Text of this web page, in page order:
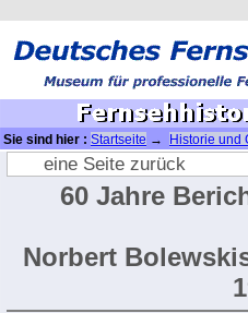
Sie sind hier : Startseite →
Historie und
19 (1964)eine Seite zurück
60 Jahre
Norbert